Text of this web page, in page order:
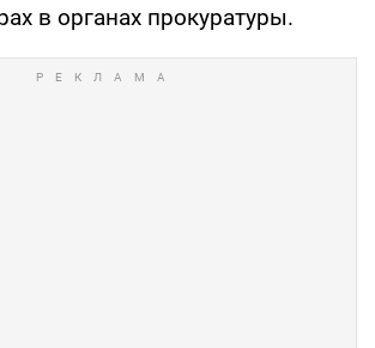
в органах прокуратуры.